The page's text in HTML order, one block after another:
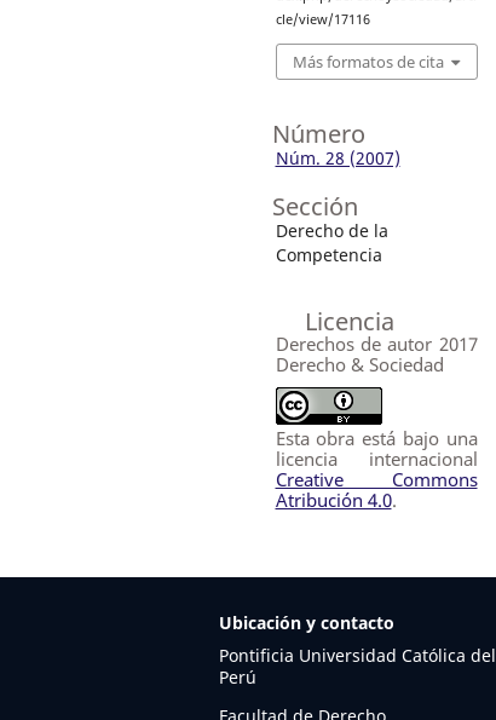
cle/view/17116
Más formatos de cita
Número
Núm. 28 (2007)
Sección
Derecho de la
Competencia
Licencia
Derechos de autor 2017
Derecho & Sociedad
Esta obra está bajo una
licencia internacional
Creative Commons
Atribución 4.0.
Ubicación y contacto
Pontificia Universidad Católica del
Perú